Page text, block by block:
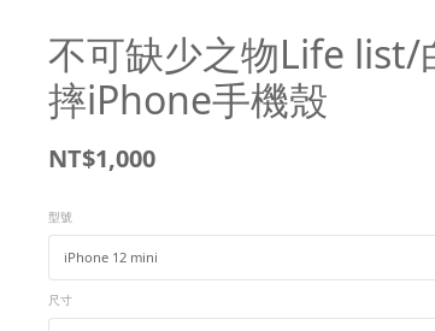
不可缺少之物Life list/
摔iPhone手機殼
NT$1,000
型號
尺寸